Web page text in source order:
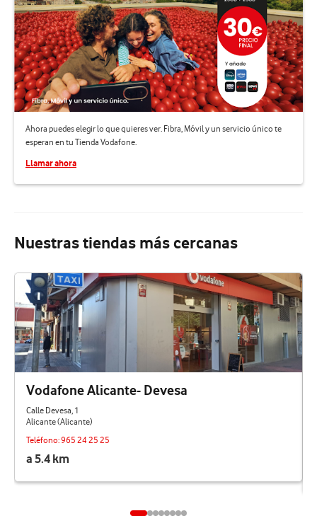
Ahora puedes elegir lo que quieres ver. Fibra, Móvil y un servicio único te
esperan en tu Tienda Vodafone.
Llamar ahora
Nuestras tiendas más cercanas
Vodafone Alicante- Devesa
Calle Devesa, 1
Alicante (Alicante)
Teléfono:965 24 25 25
a 5.4 km